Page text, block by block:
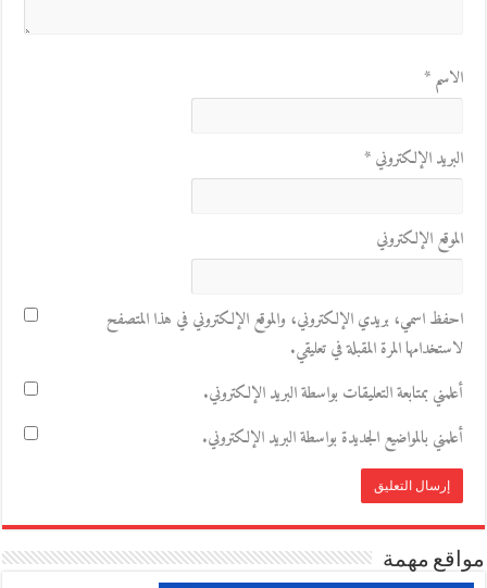
الاسم*
البريد الإلكتروني*
الموقع الإلكتروني
احفظ اسمي، بريدي الإلكتروني، والموقع الإلكتروني في هذا المتصفح
لاستخدامها المرة المقبلة في تعليقي.
أعلمني بمتابعة التعليقات بواسطة البريد الإلكتروني.
أعلمني بالمواضيع الجديدة بواسطة البريد الإلكتروني.
مواقع مهمة